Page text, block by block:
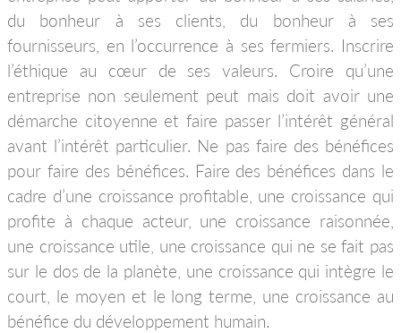
du bonheur à ses clients, du bonheur à ses
fournisseurs, en l’occurrence à ses fermiers. Inscrire
l’éthique au cœur de ses valeurs. Croire qu’une
entreprise non seulement peut mais doit avoir une
démarche citoyenne et faire passer l’intérêt général
avant l’intérêt particulier. Ne pas faire des bénéfices
pour faire des bénéfices. Faire des bénéfices dans le
cadre d’une croissance profitable, une croissance qui
profite à chaque acteur, une croissance raisonnée,
une croissance utile, une croissance qui ne se fait pas
sur le dos de la planète, une croissance qui intègre le
court, le moyen et le long terme, une croissance au
bénéfice du développement humain.